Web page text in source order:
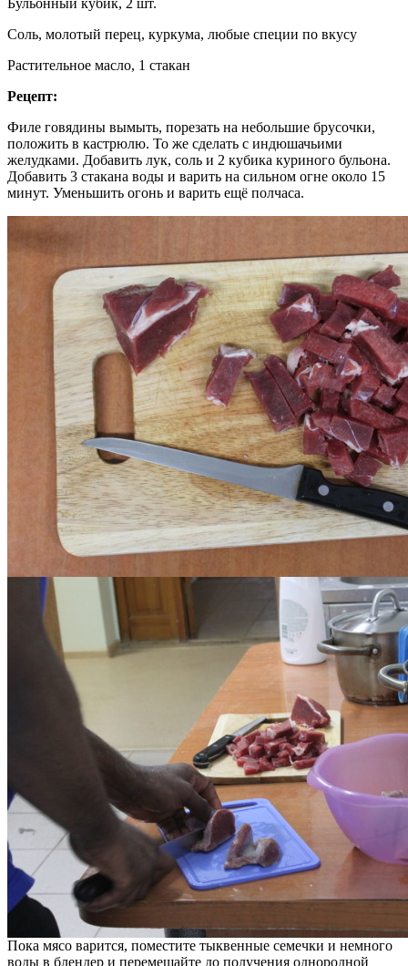
Соль, молотый перец, куркума, любые специи по вкусу
Растительное масло, 1 стакан
Рецепт:
Филе говядины вымыть, порезать на небольшие брусочки,
положить в кастрюлю. То же сделать с индюшачьими
желудками. Добавить лук, соль и 2 кубика куриного бульона.
Добавить 3 стакана воды и варить на сильном огне около 15
минут. Уменьшить огонь и варить ещё полчаса.
Пока мясо варится, поместите тыквенные семечки и немного
воды в блендер и перемешайте до получения однородной